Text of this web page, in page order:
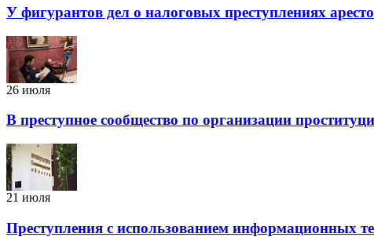
У фигурантов дел о налоговых преступлениях
26 июля
В преступное сообщество по организации
21 июля
Преступления с использованием информационных